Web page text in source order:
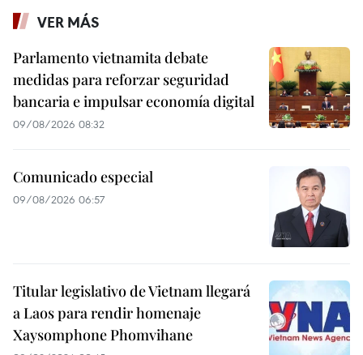
VER MÁS
Parlamento vietnamita debate
medidas para reforzar seguridad
bancaria e impulsar economía digital
09/08/2026 08:32
Comunicado especial
09/08/2026 06:57
Titular legislativo de Vietnam llegará
a Laos para rendir homenaje
Xaysomphone Phomvihane